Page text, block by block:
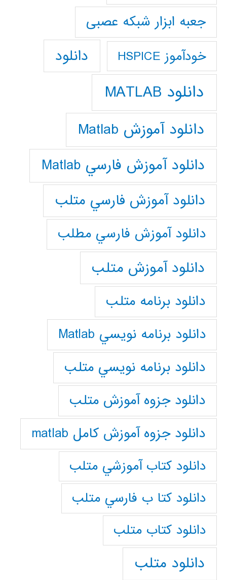
جعبه ابزار شبکه عصبی
خودآموز HSPICE دانلود
دانلود MATLAB
دانلود آموزش Matlab
دانلود آموزش فارسي Matlab
دانلود آموزش فارسي متلب
دانلود آموزش فارسي مطلب
دانلود آموزش متلب
دانلود برنامه متلب
دانلود برنامه نويسي Matlab
دانلود برنامه نويسي متلب
دانلود جزوه آموزش متلب
دانلود جزوه آموزش کامل matlab
دانلود كتاب آموزشي متلب
دانلود كتا ب فارسي متلب
دانلود كتاب متلب
دانلود متلب